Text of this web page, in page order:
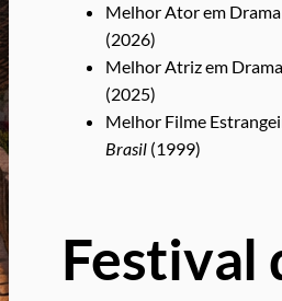
Melhor Ator em
(2026)
Melhor Atriz em
(2025)
Melhor Filme
Brasil (1999)
Festival